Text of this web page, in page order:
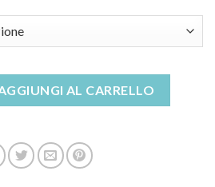
AL CARRELLO